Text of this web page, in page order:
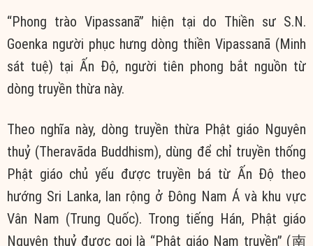
“Phong trào Vipassanā” hiện tại do Thiền sư S.N.
Goenka người phục hưng dòng thiền Vipassanā (Minh
sát tuệ) tại Ấn Độ, người tiên phong bắt nguồn từ
dòng truyền thừa này.
Theo nghĩa này, dòng truyền thừa Phật giáo Nguyên
thuỷ (Theravāda Buddhism), dùng để chỉ truyền thống
Phật giáo chủ yếu được truyền bá từ Ấn Độ theo
hướng Sri Lanka, lan rộng ở Đông Nam Á và khu vực
Vân Nam (Trung Quốc). Trong tiếng Hán, Phật giáo
Nguyên thuỷ được gọi là “Phật giáo Nam truyền” (南